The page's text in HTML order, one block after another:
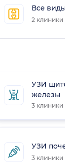
Все виды
2 клиники
УЗИ
железы
3 клиники
УЗИ почек
3 клиники